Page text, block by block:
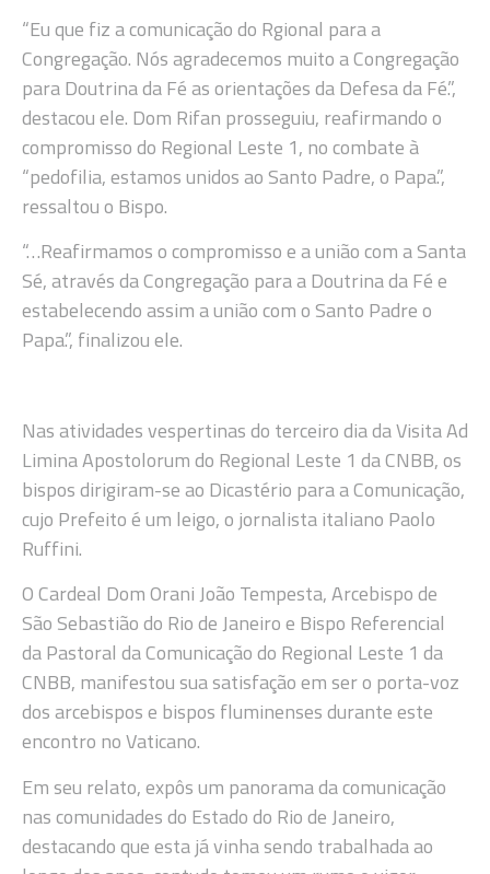
“Eu que fiz a comunicação do Rgional para a
Congregação. Nós agradecemos muito a Congregação
para Doutrina da Fé as orientações da Defesa da Fé.”,
destacou ele. Dom Rifan prosseguiu, reafirmando o
compromisso do Regional Leste 1, no combate à
“pedofilia, estamos unidos ao Santo Padre, o Papa.”,
ressaltou o Bispo.
“…Reafirmamos o compromisso e a união com a Santa
Sé, através da Congregação para a Doutrina da Fé e
estabelecendo assim a união com o Santo Padre o
Papa.”, finalizou ele.
Nas atividades vespertinas do terceiro dia da Visita Ad
Limina Apostolorum do Regional Leste 1 da CNBB, os
bispos dirigiram-se ao Dicastério para a Comunicação,
cujo Prefeito é um leigo, o jornalista italiano Paolo
Ruffini.
O Cardeal Dom Orani João Tempesta, Arcebispo de
São Sebastião do Rio de Janeiro e Bispo Referencial
da Pastoral da Comunicação do Regional Leste 1 da
CNBB, manifestou sua satisfação em ser o porta-voz
dos arcebispos e bispos fluminenses durante este
encontro no Vaticano.
Em seu relato, expôs um panorama da comunicação
nas comunidades do Estado do Rio de Janeiro,
destacando que esta já vinha sendo trabalhada ao